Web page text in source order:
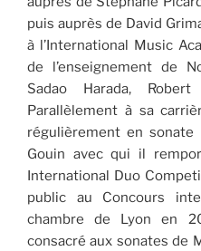
puis auprès de David
à l’International Music
de l’enseignement de
Sadao Harada,
Parallèlement à sa
régulièrement en sonate
Gouin avec qui il
International Duo
public au Concours
chambre de Lyon en
consacré aux sonates de